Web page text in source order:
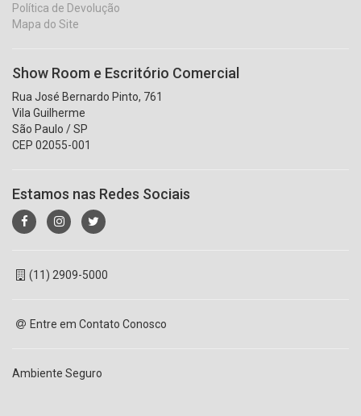
Política de Devolução
Mapa do Site
Show Room e Escritório Comercial
Rua José Bernardo Pinto, 761
Vila Guilherme
São Paulo / SP
CEP 02055-001
Estamos nas Redes Sociais
(11) 2909-5000
Entre em Contato Conosco
Ambiente Seguro